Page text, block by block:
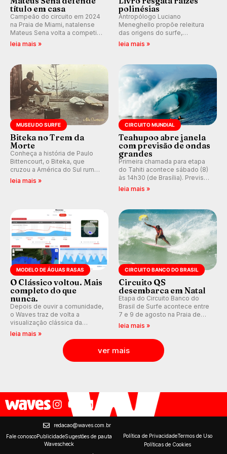
título em casa
Campeão do circuito em 2024
na Praia de Miami, natalense
Mateus Sena volta a competir
em casa em busca de manter a
leia mais »
polinésias
Antropólogo Luciano
Meneghello propõe releitura
das origens do surfe,
resgatando a cultura polinésia
prática em esporte e indústria.
leia mais »
MUSEU DO SURFE
Biteka no Trem da
Morte
Conheça a história de Paulo
Bittencourt, o Biteka, que
cruzou a América do Sul rumo
ao Pacífico em uma jornada
leia mais »
CIRCUITO MUNDIAL
Teahupoo abre janela
com previsão de ondas
grandes
Primeira chamada para etapa
do Tahiti acontece sábado (8)
às 14h30 (de Brasília). Previsão
indica swell consistente.
Kelly Slater convidado.
leia mais »
MODELO DE ÁGUAS RASAS
O Clássico voltou. Mais
completo do que
nunca.
Depois de ouvir a comunidade,
o Waves traz de volta a
visualização clássica da
previsão de águas rasas,
agora integrada à nova
plataforma e com previsão das
ondas para até 16 dias.
leia mais »
CIRCUITO BANCO DO BRASIL
Circuito QS
desembarca em Natal
Etapa do Circuito Banco do
Brasil de Surfe acontece entre
7 e 9 de agosto na Praia de
Miami (RN), em disputas
(QS) 4.000 e pela corrida por
vagas no Challenger Series.
leia mais »
ver mais
redacao@waves.com.br
Fale conoscoPublicidadeSugestões de pauta
Wavescheck
Política de PrivacidadeTermos de Uso
Políticas de Cookies